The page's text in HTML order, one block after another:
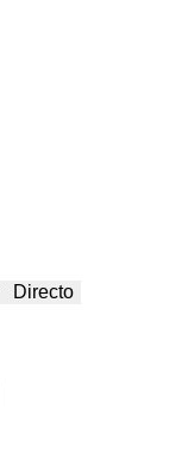
Directo